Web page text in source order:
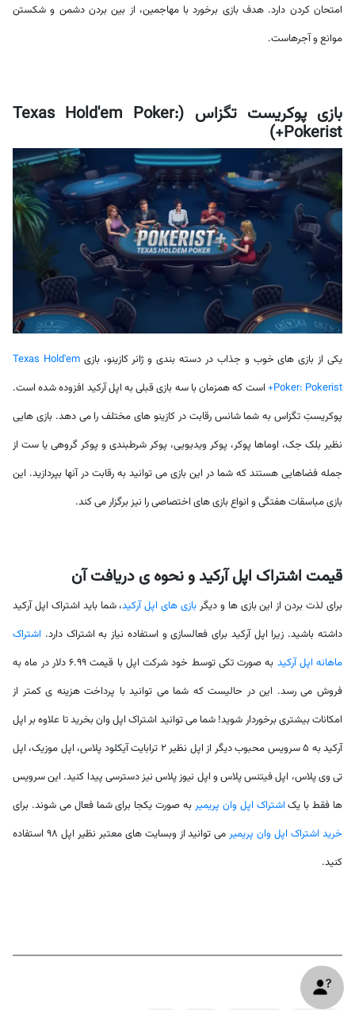
امتحان کردن دارد. هدف بازی برخورد با مهاجمین، از بین بردن دشمن و شکستن
موانع و آجرهاست.
بازی پوکریست تگزاس (Texas Hold'em Poker:
Pokerist+)
یکی از بازی های خوب و جذاب در دسته بندی و ژانر کازینو، بازیTexas Hold'em
Poker: Pokerist+ است که همزمان با سه بازی قبلی به اپل آرکید افزوده شده است.
پوکریستِ تگزاس به شما شانس رقابت در کازینو های مختلف را می دهد. بازی هایی
نظیر بلک جک، اوماها پوکر، پوکر ویدیویی، پوکر شرطبندی و پوکر گروهی یا ست از
جمله فضاهایی هستند که شما در این بازی می توانید به رقابت در آنها بپردازید. این
بازی مباسقات هفتگی و انواع بازی های اختصاصی را نیز برگزار می کند.
قیمت اشتراک اپل آرکید و نحوه ی دریافت آن
برای لذت بردن از این بازی ها و دیگر بازی های اپل آرکید، شما باید اشتراک اپل آرکید
داشته باشید. زیرا اپل آرکید برای فعالسازی و استفاده نیاز به اشتراک دارد. اشتراک
ماهانه اپل آرکید
به صورت تکی توسط خود شرکت اپل با قیمت 6.99 دلار در ماه به
فروش می رسد. این در حالیست که شما می توانید با پرداخت هزینه ی کمتر از
امکانات بیشتری برخوردار شوید! شما می توانید اشتراک اپل وان بخرید تا علاوه بر اپل
آرکید به 5 سرویس محبوب دیگر از اپل نظیر 2 ترابایت آیکلود پلاس، اپل موزیک، اپل
تی وی پلاس، اپل فیتنس پلاس و اپل نیوز پلاس نیز دسترسی پیدا کنید. این سرویس
ها فقط با یک اشتراک اپل وان پریمیر به صورت یکجا برای شما فعال می شوند. برای
خرید اشتراک اپل وان پریمیر
می توانید از وبسایت های معتبر نظیر اپل 98 استفاده
کنید.